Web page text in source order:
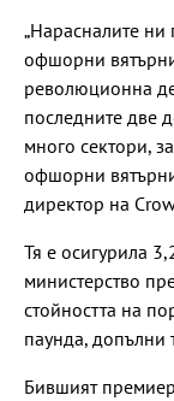
„Нарасналите
офшорни
революционна
последните две
много сектори,
офшорни вятърни
директор на
Тя е осигурила
министерство
стойността на
паунда, допълни
Бившият